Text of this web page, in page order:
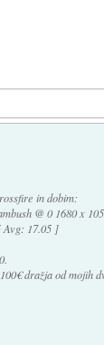
in dobim:
@ 0 1680 x
17.05 ]
dražja od mojih